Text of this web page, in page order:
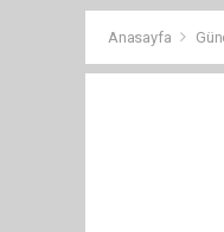
Anasayfa